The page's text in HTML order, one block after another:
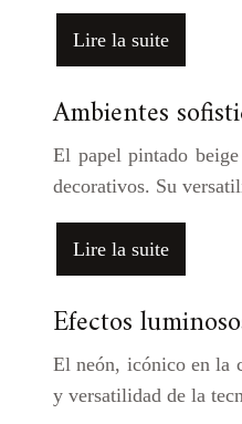
Lire la suite
Ambientes
El papel pintado
decorativos. Su
Lire la suite
Efectos
El neón, icónico en la
y versatilidad de la